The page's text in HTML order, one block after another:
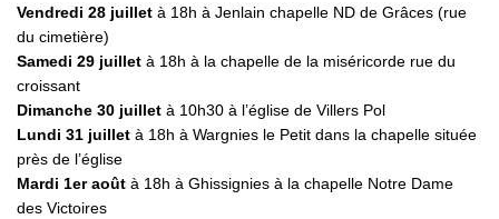
Vendredi 28 juillet à 18h à Jenlain chapelle ND de Grâces (rue
du cimetière)
Samedi 29 juillet à 18h à la chapelle de la miséricorde rue du
croissant
Dimanche 30 juillet à 10h30 à l’église de Villers Pol
Lundi 31 juillet à 18h à Wargnies le Petit dans la chapelle située
près de l’église
Mardi 1er août à 18h à Ghissignies à la chapelle Notre Dame
des Victoires